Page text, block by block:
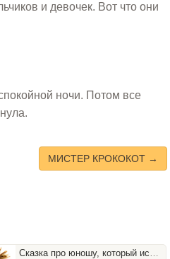
и девочек. Вот что они
ночи. Потом все
МИСТЕР КРОКОКОТ →
Сказка про юношу, который искал счастье